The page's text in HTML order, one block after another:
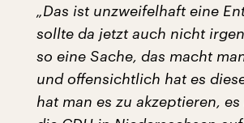
„Das ist unzweifelhaft eine
sollte da jetzt auch nicht
so eine Sache, das macht
und offensichtlich hat es
hat man es zu akzeptieren,